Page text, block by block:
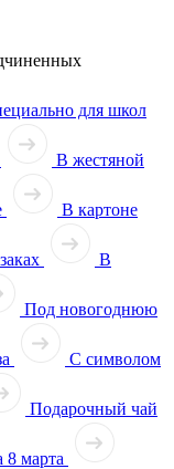
для школ
В жестяной
В картоне
В
Под новогоднюю
С символом
Подарочный чай
марта